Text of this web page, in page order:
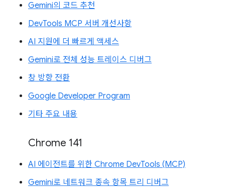
Gemini의 코드 추천
DevTools MCP 서버 개선사항
AI 지원에 더 빠르게 액세스
Gemini로 전체 성능 트레이스 디버그
창 방향 전환
Google Developer Program
기타 주요 내용
Chrome 141
AI 에이전트를 위한 Chrome DevTools (MCP)
Gemini로 네트워크 종속 항목 트리 디버그